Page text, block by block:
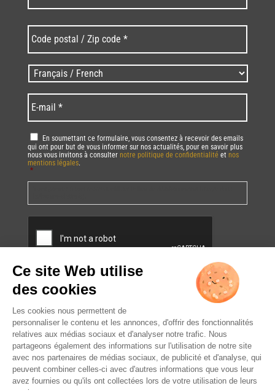
postal
/
Zip
code
* *
Langues
/
Language *
mail *
RGPD *
En soumettant ce formulaire, vous consentez à recevoir des emails
qui ont pour but de vous informer sur nos actualités, pour en savoir plus
nous vous invitons à consulter notre politique de confidentialité et nos
mentions légales.
*